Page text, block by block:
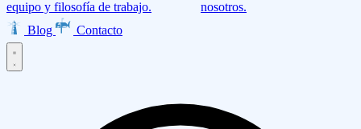
equipo y filosofía de trabajo.
nosotros.
Blog
Contacto